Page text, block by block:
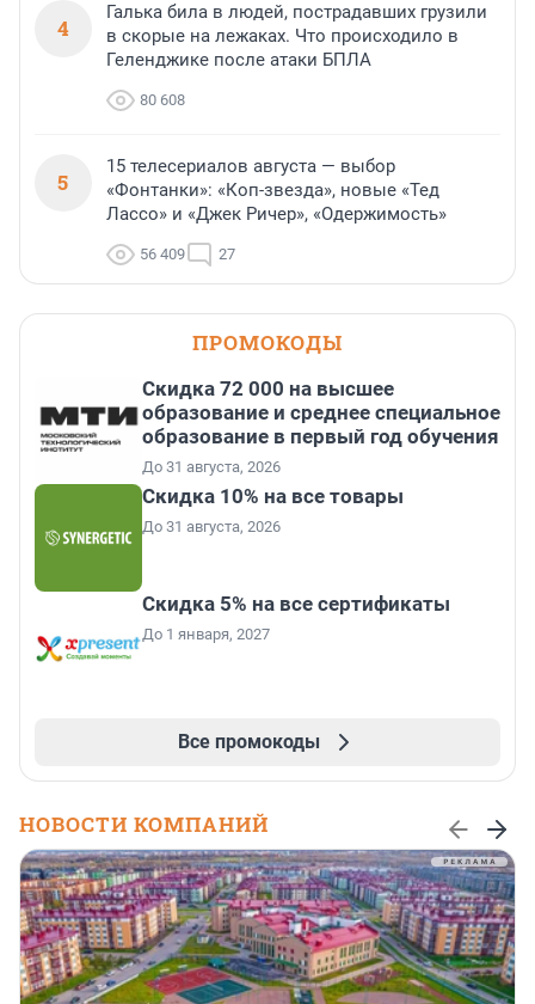
4
Галька била в людей, пострадавших грузили
в скорые на лежаках. Что происходило в
Геленджике после атаки БПЛА
80 608
5
15 телесериалов августа — выбор
«Фонтанки»: «Коп-звезда», новые «Тед
Лассо» и «Джек Ричер», «Одержимость»
56 409 27
ПРОМОКОДЫ
Скидка 72 000 на высшее
образование и среднее специальное
образование в первый год обучения
До 31 августа, 2026
Скидка 10% на все товары
До 31 августа, 2026
Скидка 5% на все сертификаты
До 1 января, 2027
Все промокоды
НОВОСТИ КОМПАНИЙ